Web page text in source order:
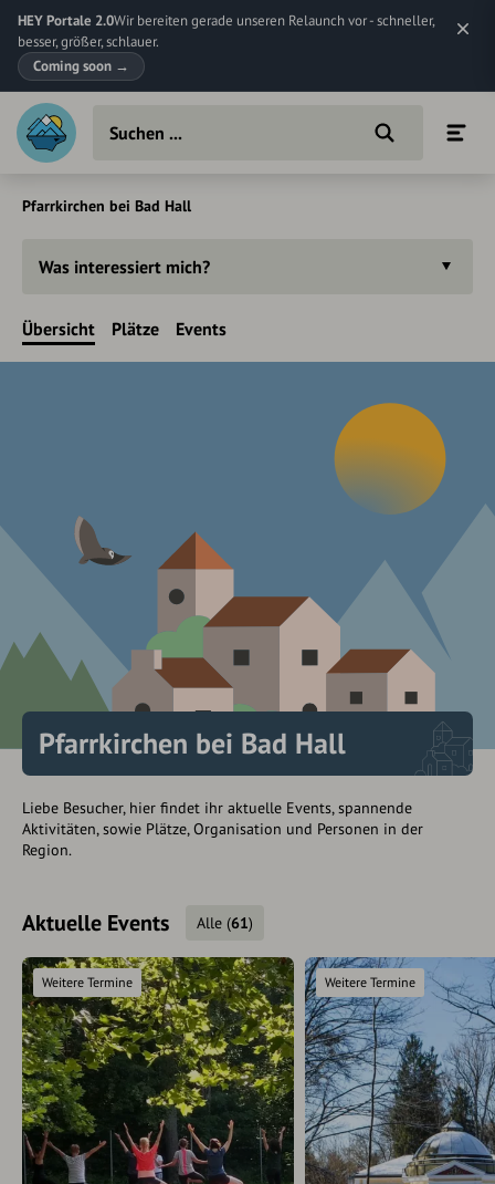
HEY Portale 2.0Wir bereiten gerade unseren Relaunch vor - schneller,
besser, größer, schlauer.
Coming soon →
Pfarrkirchen bei Bad Hall
Was interessiert mich?
Übersicht Plätze Events
Pfarrkirchen bei Bad Hall
Liebe Besucher, hier findet ihr aktuelle Events, spannende
Aktivitäten, sowie Plätze, Organisation und Personen in der
Region.
Aktuelle Events Alle (61)
Weitere Termine Weitere Termine